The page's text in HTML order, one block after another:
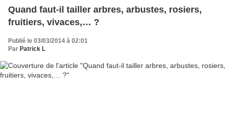
Quand faut-il tailler arbres, arbustes, rosiers,
fruitiers, vivaces,… ?
Publié le 03/03/2014 à 02:01
Par Patrick L